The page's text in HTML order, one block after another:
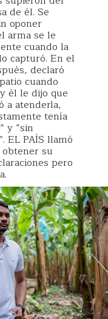
de él. Se
oponer
arma se le
cuando la
capturó. En el
declaró
cuando
él le dijo que
a atenderla,
tenía
y “sin
EL PAÍS llamó
obtener su
pero